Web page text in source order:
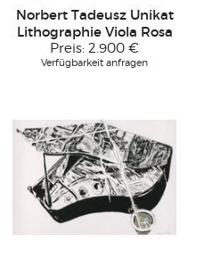
Norbert Tadeusz Unikat
Lithographie Viola Rosa
Preis: 2.900 €
Verfügbarkeit anfragen